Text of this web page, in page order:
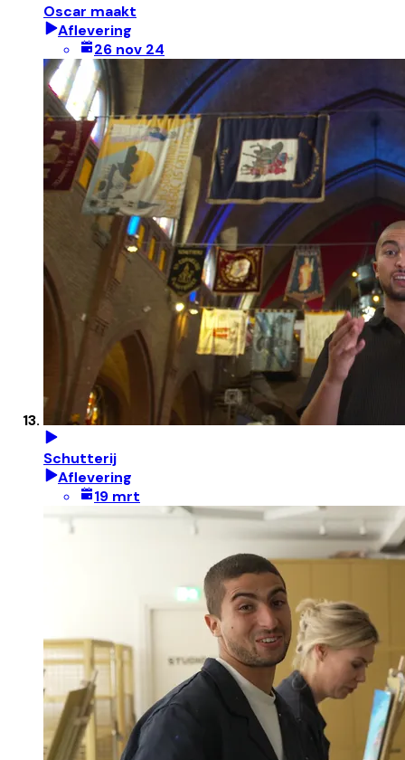
Oscar maakt
Aflevering
26 nov 24
Schutterij
Aflevering
19 mrt